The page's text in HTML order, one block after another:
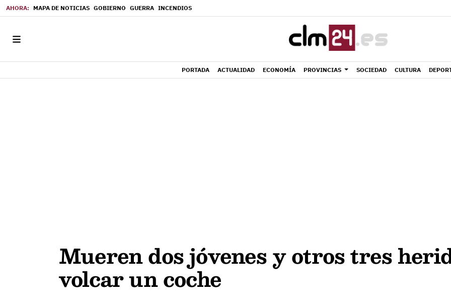
MAPA DE NOTICIAS GOBIERNO GUERRA INCENDIOS
PORTADA ACTUALIDAD ECONOMÍA PROVINCIAS SOCIEDAD CULTURA
Mueren dos jóvenes y otros tres
volcar un coche